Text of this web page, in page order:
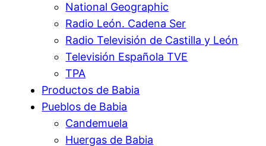
National Geographic
Radio León. Cadena Ser
Radio Televisión de Castilla y León
Televisión Española TVE
TPA
Productos de Babia
Pueblos de Babia
Candemuela
Huergas de Babia